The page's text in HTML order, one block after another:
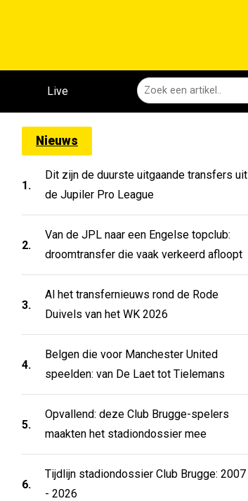
Live
Nieuws
1.
Dit zijn de duurste uitgaande transfers uit
de Jupiler Pro League
2.
Van de JPL naar een Engelse topclub:
droomtransfer die vaak verkeerd afloopt
3.
Al het transfernieuws rond de Rode
Duivels van het WK 2026
4.
Belgen die voor Manchester United
speelden: van De Laet tot Tielemans
5.
Opvallend: deze Club Brugge-spelers
maakten het stadiondossier mee
6.
Tijdlijn stadiondossier Club Brugge: 2007
- 2026